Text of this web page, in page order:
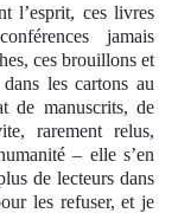
l’esprit, ces livres
jamais
ces brouillons et
les cartons au
de manuscrits, de
rarement relus,
– elle s’en
de lecteurs dans
les refuser, et je